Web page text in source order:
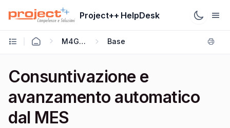
Project++ HelpDesk
M4GIEMES Base
Consuntivazione e
avanzamento automatico
dal MES